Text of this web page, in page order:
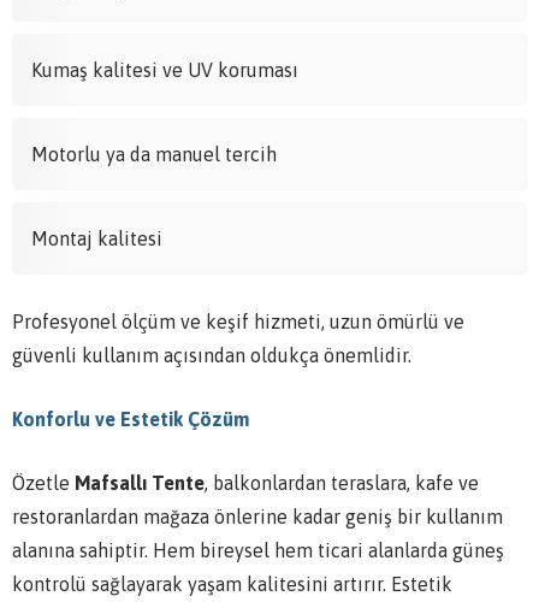
Kumaş kalitesi ve UV koruması
Motorlu ya da manuel tercih
Montaj kalitesi
Profesyonel ölçüm ve keşif hizmeti, uzun ömürlü ve
güvenli kullanım açısından oldukça önemlidir.
Konforlu ve Estetik Çözüm
Özetle Mafsallı Tente, balkonlardan teraslara, kafe ve
restoranlardan mağaza önlerine kadar geniş bir kullanım
alanına sahiptir. Hem bireysel hem ticari alanlarda güneş
kontrolü sağlayarak yaşam kalitesini artırır. Estetik